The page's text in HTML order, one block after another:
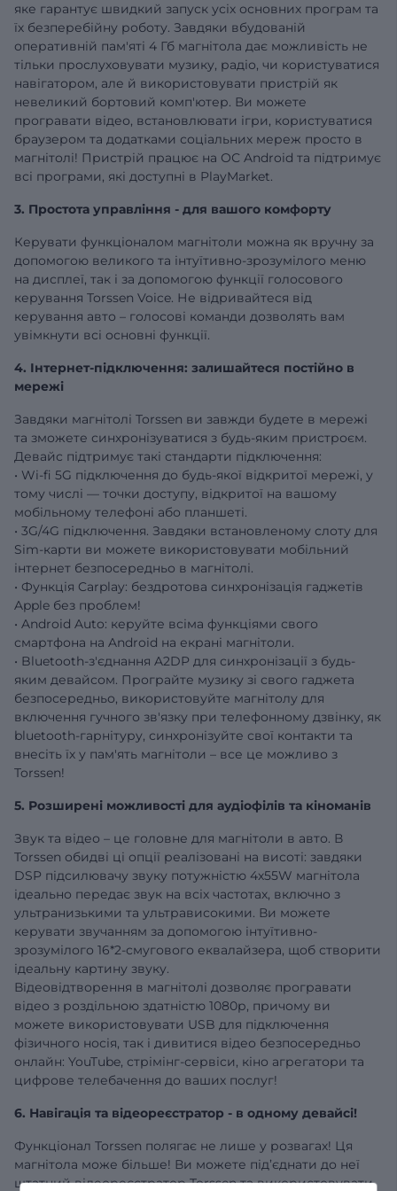
яке гарантує швидкий запуск усіх основних програм та
їх безперебійну роботу. Завдяки вбудованій
оперативній пам'яті 4 Гб магнітола дає можливість не
тільки прослуховувати музику, радіо, чи користуватися
навігатором, але й використовувати пристрій як
невеликий бортовий комп'ютер. Ви можете
програвати відео, встановлювати ігри, користуватися
браузером та додатками соціальних мереж просто в
магнітолі! Пристрій працює на ОС Android та підтримує
всі програми, які доступні в PlayMarket.
3. Простота управління - для вашого комфорту
Керувати функціоналом магнітоли можна як вручну за
допомогою великого та інтуїтивно-зрозумілого меню
на дисплеї, так і за допомогою функції голосового
керування Torssen Voice. Не відривайтеся від
керування авто – голосові команди дозволять вам
увімкнути всі основні функції.
4. Інтернет-підключення: залишайтеся постійно в
мережі
Завдяки магнітолі Torssen ви завжди будете в мережі
та зможете синхронізуватися з будь-яким пристроєм.
Девайс підтримує такі стандарти підключення:
• Wi-fi 5G підключення до будь-якої відкритої мережі, у
тому числі — точки доступу, відкритої на вашому
мобільному телефоні або планшеті.
• 3G/4G підключення. Завдяки встановленому слоту для
Sim-карти ви можете використовувати мобільний
інтернет безпосередньо в магнітолі.
• Функція Carplay: бездротова синхронізація гаджетів
Apple без проблем!
• Android Auto: керуйте всіма функціями свого
смартфона на Android на екрані магнітоли.
• Bluetooth-з'єднання A2DP для синхронізації з будь-
яким девайсом. Програйте музику зі свого гаджета
безпосередньо, використовуйте магнітолу для
включення гучного зв'язку при телефонному дзвінку, як
bluetooth-гарнітуру, синхронізуйте свої контакти та
внесіть їх у пам'ять магнітоли – все це можливо з
Torssen!
5. Розширені можливості для аудіофілів та кіноманів
Звук та відео – це головне для магнітоли в авто. В
Torssen обидві ці опції реалізовані на висоті: завдяки
DSP підсилювачу звуку потужністю 4х55W магнітола
ідеально передає звук на всіх частотах, включно з
ультранизькими та ультрависокими. Ви можете
керувати звучанням за допомогою інтуїтивно-
зрозумілого 16*2-смугового еквалайзера, щоб створити
ідеальну картину звуку.
Відеовідтворення в магнітолі дозволяє програвати
відео з роздільною здатністю 1080р, причому ви
можете використовувати USB для підключення
фізичного носія, так і дивитися відео безпосередньо
онлайн: YouTube, стрімінг-сервіси, кіно агрегатори та
цифрове телебачення до ваших послуг!
6. Навігація та відеореєстратор - в одному девайсі!
Функціонал Torssen полягає не лише у розвагах! Ця
магнітола може більше! Ви можете під’єднати до неї
штатний відеореєстратор Torssen та використовувати